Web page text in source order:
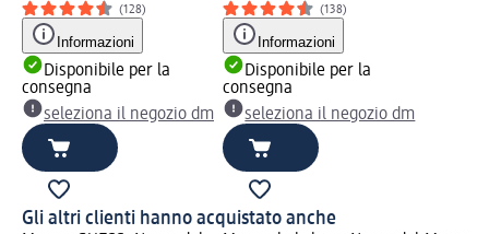
(128)
Informazioni
Disponibile per la
consegna
seleziona il negozio dm
(138)
Informazioni
Disponibile per la
consegna
seleziona il negozio dm
Gli altri clienti hanno acquistato anche